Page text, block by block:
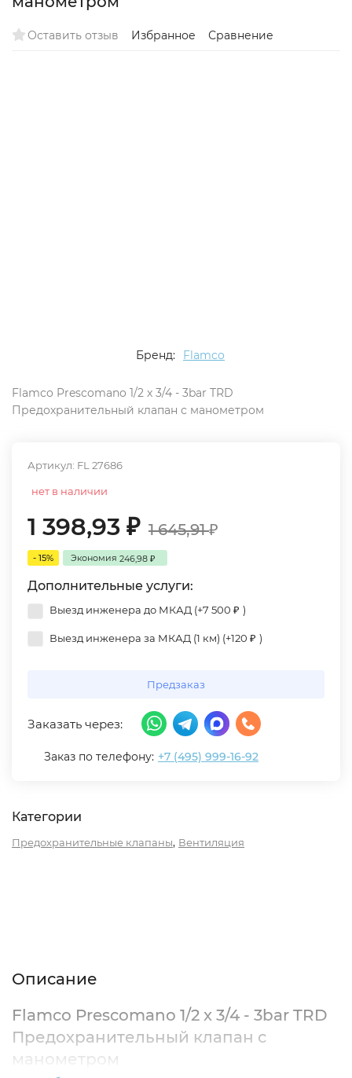
Оставить отзыв Избранное Сравнение
Бренд: Flamco
Flamco Prescomano 1/2 x 3/4 - 3bar TRD
Предохранительный клапан с манометром
Артикул: FL 27686
нет в наличии
1 398,93 ₽ 1 645,91₽
- 15% Экономия 246,98 ₽
Дополнительные услуги:
Выезд инженера до МКАД (+7 500 ₽ )
Выезд инженера за МКАД (1 км) (+120 ₽ )
Предзаказ
Заказать через:
Заказ по телефону: +7 (495) 999-16-92
Категории
Предохранительные клапаны, Вентиляция
Описание
Flamco Prescomano 1/2 x 3/4 - 3bar TRD
Предохранительный клапан с
манометром